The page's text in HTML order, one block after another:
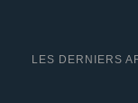
LES DERNIERS